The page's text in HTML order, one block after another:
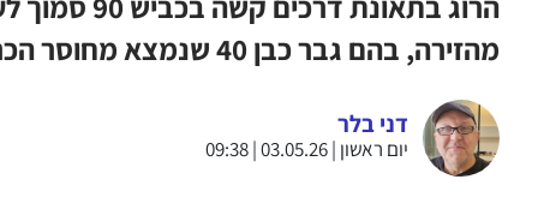
מהזירה, בהם גבר כבן 40 שנמצא מחוסר הכרה.
דני בלר
יום ראשון | 03.05.26 | 09:38